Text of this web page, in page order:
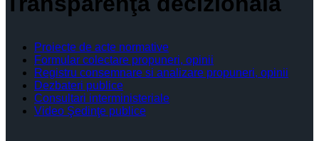
Proiecte de acte normative
Formular colectare propuneri, opinii
Registru consemnare si analizare propuneri, opinii
Dezbateri publice
Consultari interministeriale
Video Şedinţe publice